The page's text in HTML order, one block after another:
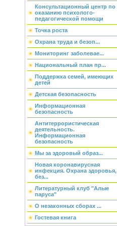
Консультационный центр по
оказанию психолого-
педагогической помощи
Точка роста
Охрана труда и безоп...
Мониторинг заболевае...
Национальный план пр...
Поддержка семей, имеющих
детей
Детская безопасность
Информационная
безопасность
Антитеррористическая
деятельность.
Информационная
безопасность
Мы за здоровый образ...
Новая коронавирусная
инфекция. Охрана здоровья,
без...
Литературный клуб "Алые
паруса"
О незаконных сборах ...
Гостевая книга